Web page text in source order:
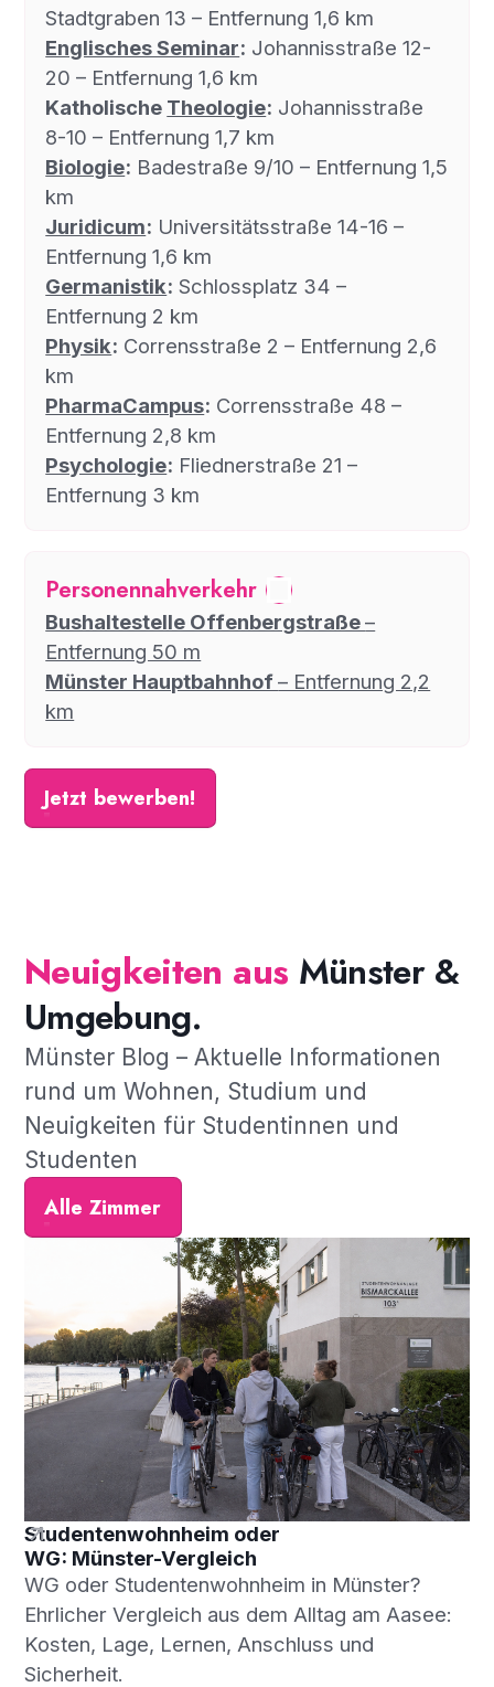
Stadtgraben 13 – Entfernung 1,6 km
Englisches Seminar: Johannisstraße 12-
20 – Entfernung 1,6 km
Katholische Theologie: Johannisstraße
8-10 – Entfernung 1,7 km
Biologie: Badestraße 9/10 – Entfernung 1,5
km
Juridicum: Universitätsstraße 14-16 –
Entfernung 1,6 km
Germanistik: Schlossplatz 34 –
Entfernung 2 km
Physik: Corrensstraße 2 – Entfernung 2,6
km
PharmaCampus: Corrensstraße 48 –
Entfernung 2,8 km
Psychologie: Fliednerstraße 21 –
Entfernung 3 km
Personennahverkehr
Bushaltestelle Offenbergstraße–
Entfernung 50 m
Münster Hauptbahnhof– Entfernung 2,2
km
Jetzt bewerben!
Neuigkeiten aus Münster &
Umgebung.
Münster Blog – Aktuelle Informationen
rund um Wohnen, Studium und
Neuigkeiten für Studentinnen und
Studenten
Alle Zimmer
Studentenwohnheim oder
WG: Münster-Vergleich
WG oder Studentenwohnheim in Münster?
Ehrlicher Vergleich aus dem Alltag am Aasee:
Kosten, Lage, Lernen, Anschluss und
Sicherheit.